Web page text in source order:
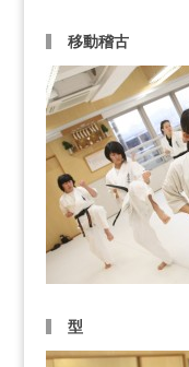
移動稽古
型